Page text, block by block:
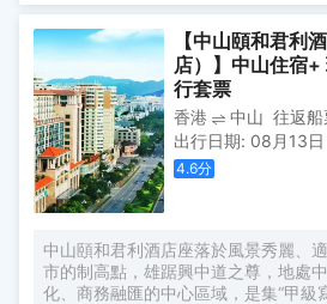
廳，東北菜，美食一條街；娛樂有靜
名景點有孫中山故居、金鐘湖公園等
廣珠公路從酒店門口貫穿而過，京珠
口約10分鐘車程，距離中山汽車總站
務，會展，旅遊，休閒購物，親朋好
【中山頤和君利
店）】中山住宿
行套票
香港 中山 往返船
出行日期: 08月13日
4.6分
中山頤和君利酒店座落於風景秀麗、
市的制高點，雄踞興中道之尊，地處
化、商務融匯的中心區域，是集“甲級